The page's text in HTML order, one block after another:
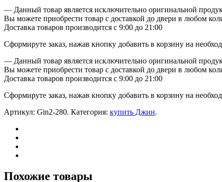
— Данный товар является исключительно оригинальной
Вы можете приобрести товар с доставкой до двери в любом
Доставка товаров производится с 9:00 до 21:00
Сформируте заказ, нажав кнопку добавить в корзину на
— Данный товар является исключительно оригинальной
Вы можете приобрести товар с доставкой до двери в любом
Доставка товаров производится с 9:00 до 21:00
Сформируте заказ, нажав кнопку добавить в корзину на
Артикул: Gin2-280. Категория: купить Джин.
Похожие товары